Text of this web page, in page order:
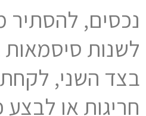
נכסים, להסתיר
לשנות סיסמאות
בצד השני, לקחת
חריגות או לבצע